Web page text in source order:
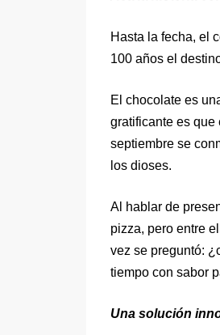
Hasta la fecha, el
100 años el
El chocolate es
gratificante es que
septiembre se
los dioses.
Al hablar de
pizza, pero entre
vez se preguntó:
tiempo con sabor
Una solución